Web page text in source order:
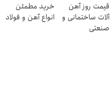
کنی! 👈🏻
پرسش‌نامه
قیمت روز آهن
آلات ساختمانی و
صنعتی
خرید مطمئن
انواع آهن و فولاد